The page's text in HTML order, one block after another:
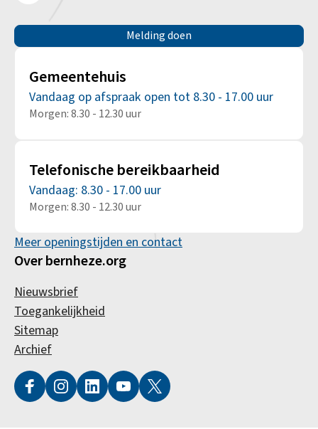
Melding doen
Gemeentehuis
Vandaag op afspraak open tot 8.30 - 17.00 uur
Morgen: 8.30 - 12.30 uur
Telefonische bereikbaarheid
Vandaag: 8.30 - 17.00 uur
Morgen: 8.30 - 12.30 uur
Meer openingstijden en contact
Over bernheze.org
Nieuwsbrief
Toegankelijkheid
Sitemap
Archief